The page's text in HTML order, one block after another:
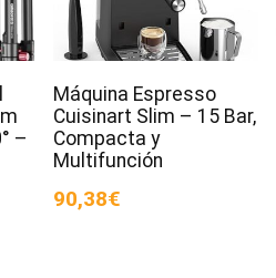
–
Máquina Espresso
Cuisinart Slim – 15 Bar,
Compacta y
Multifunción
90,38€